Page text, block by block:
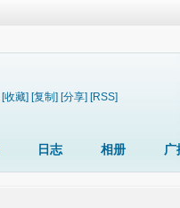
[收藏] [复制] [分享] [RSS]
日志 相册 广